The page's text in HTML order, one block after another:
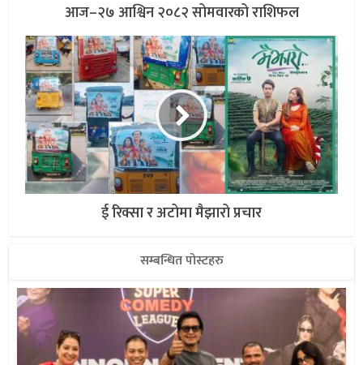
आज–२७ आश्विन २०८२ सोमवारको राशिफल
ई रिक्सा र अटोमा मैझारो प्रचार
सम्बन्धित पोस्टहरु